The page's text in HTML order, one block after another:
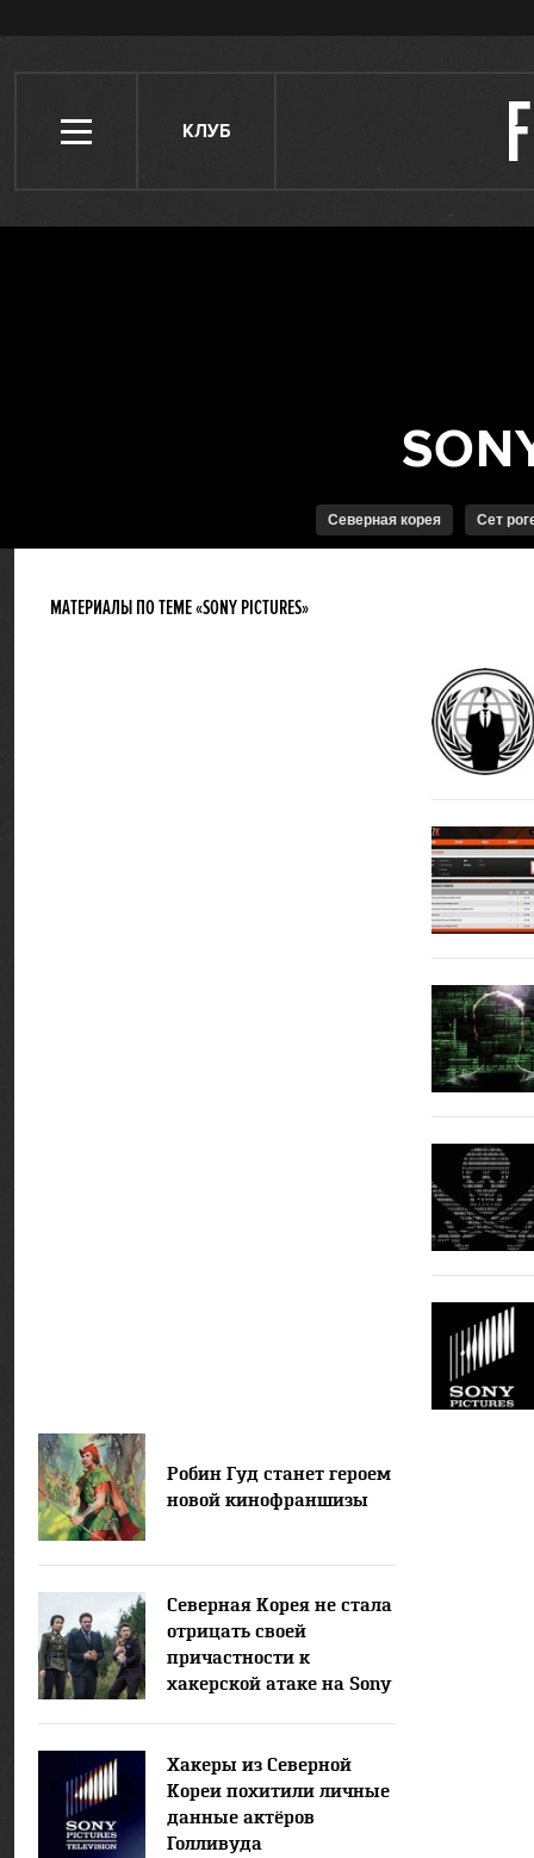
КЛУБ
Северная корея Сет
МАТЕРИАЛЫ ПО ТЕМЕ «SONY PICTURES»
Робин Гуд станет героем
новой кинофраншизы
Северная Корея не стала
отрицать своей
причастности к
хакерской атаке на Sony
Хакеры из Северной
Кореи похитили личные
данные актёров
Голливуда